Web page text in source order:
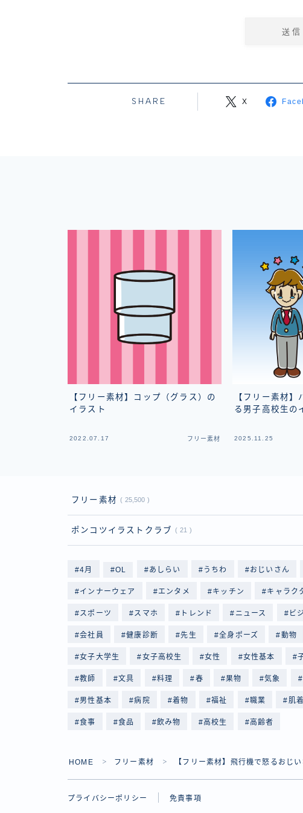
SHARE X
【フリー素材】コップ（グラス）の
イラスト
2022.07.17 フリー素材
【フリー素材
る男子高校生の
2025.11.25
フリー素材 25,500
ポンコツイラストクラブ 21
4月 OL あしらい うちわ おじいさん
インナーウェア エンタメ キッチン キャラク
スポーツ スマホ トレンド ニュース ビ
会社員 健康診断 先生 全身ポーズ 動物
女子大学生 女子高校生 女性 女性基本
教師 文具 料理 春 果物 気象
男性基本 病院 着物 福祉 職業 肌着
食事 食品 飲み物 高校生 高齢者
HOME ＞ フリー素材 ＞ 【フリー素材】飛行機で怒るおじ
プライバシーポリシー 免責事項